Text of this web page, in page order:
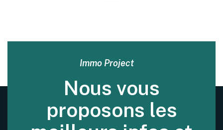
Immo Project
Nous vous
proposons les